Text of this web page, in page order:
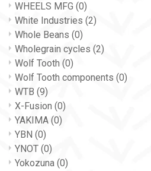
WHEELS MFG (0)
White Industries (2)
Whole Beans (0)
Wholegrain cycles (2)
Wolf Tooth (0)
Wolf Tooth components (0)
WTB (9)
X-Fusion (0)
YAKIMA (0)
YBN (0)
YNOT (0)
Yokozuna (0)